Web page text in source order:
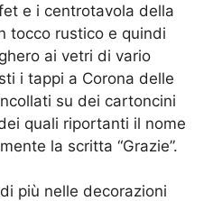
e i centrotavola della
tocco rustico e quindi
ai vetri di vario
i tappi a Corona delle
su dei cartoncini
quali riportanti il nome
la scritta “Grazie”.
più nelle decorazioni